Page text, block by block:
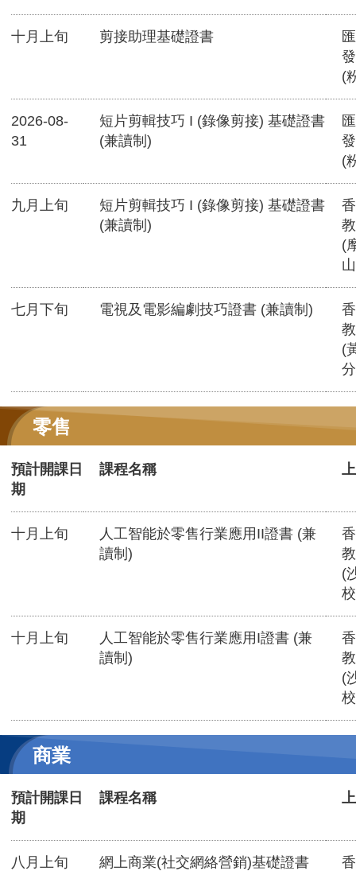
十月上旬 剪接助理基礎證書
(
2026-08-
31
短片剪輯技巧 I (錄像剪接) 基礎證書
(兼讀制)
(
九月上旬
短片剪輯技巧 I (錄像剪接) 基礎證書
(兼讀制)
(
七月下旬 電視及電影編劇技巧證書 (兼讀制)
(
零售
預計開課日
期
課程名稱
十月上旬
人工智能於零售行業應用II證書 (兼
讀制)
(
十月上旬
人工智能於零售行業應用I證書 (兼
讀制)
(
商業
預計開課日
期
課程名稱
八月上旬
網上商業(社交網絡營銷)基礎證書